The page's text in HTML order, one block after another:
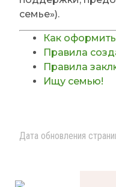
семье»).
Как
Правила
Правила
Ищу семью!
Дата обновления